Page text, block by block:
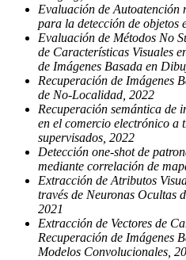
Evaluación de Autoatención
para la detección de objetos
Evaluación de Métodos No
de Características Visuales
de Imágenes Basada en
Recuperación de Imágenes
de No-Localidad, 2022
Recuperación semántica de
en el comercio electrónico a
supervisados, 2022
Detección one-shot de
mediante correlación de
Extracción de Atributos
través de Neuronas Ocultas
2021
Extracción de Vectores de
Recuperación de Imágenes
Modelos Convolucionales,